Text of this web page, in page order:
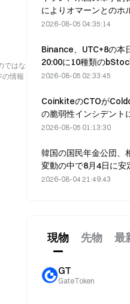
ではな
の情報
によりオマーンとのホ
ズ海峡合意が遅延する
2026-08-05 04:35:14
Binance、UTC+8の本
20:00に10種類の
取引ペアの取引を開始
2026-08-05 02:33:45
CoinkiteのCTOが
の脆弱性インシデント
与し、4回の攻撃を引き
2026-08-05 01:13:30
韓国の国民年金公団、
変動の中で8月4日に安
へシフト
2026-08-04 21:49:43
現物 先物 最
GT
GateToken